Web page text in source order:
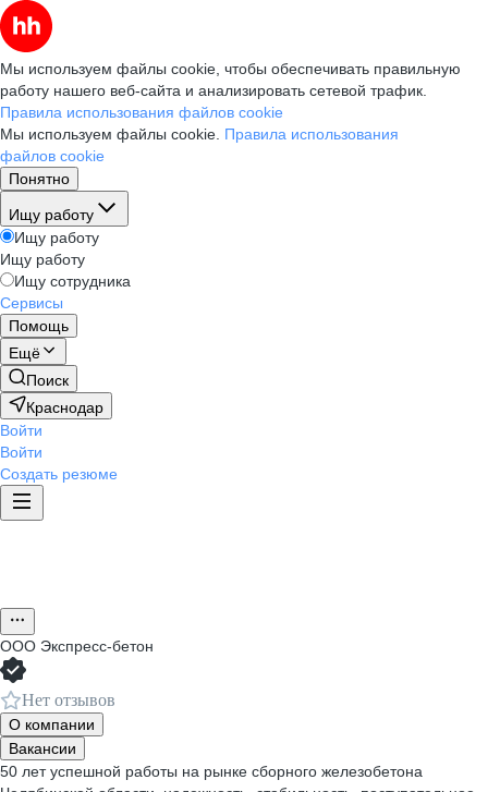
Мы используем файлы cookie, чтобы обеспечивать правильную
работу нашего веб-сайта и анализировать сетевой трафик.
Правила использования файлов cookie
Мы используем файлы cookie. Правила использования
файлов cookie
Понятно
Ищу работу
Ищу работу
Ищу работу
Ищу сотрудника
Сервисы
Помощь
Ещё
Поиск
Краснодар
Войти
Войти
Создать резюме
ООО Экспресс-бетон
Нет отзывов
О компании
Вакансии
50 лет успешной работы на рынке сборного железобетона